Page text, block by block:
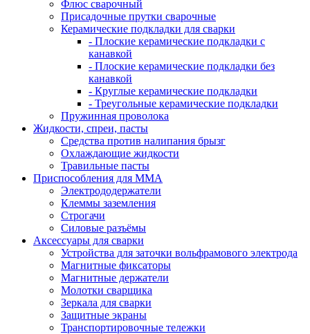
Флюс сварочный
Присадочные прутки сварочные
Керамические подкладки для сварки
- Плоские керамические подкладки с
канавкой
- Плоские керамические подкладки без
канавкой
- Круглые керамические подкладки
- Треугольные керамические подкладки
Пружинная проволока
Жидкости, спреи, пасты
Средства против налипания брызг
Охлаждающие жидкости
Травильные пасты
Приспособления для ММА
Электрододержатели
Клеммы заземления
Строгачи
Силовые разъёмы
Аксессуары для сварки
Устройства для заточки вольфрамового электрода
Магнитные фиксаторы
Магнитные держатели
Молотки сварщика
Зеркала для сварки
Защитные экраны
Транспортировочные тележки